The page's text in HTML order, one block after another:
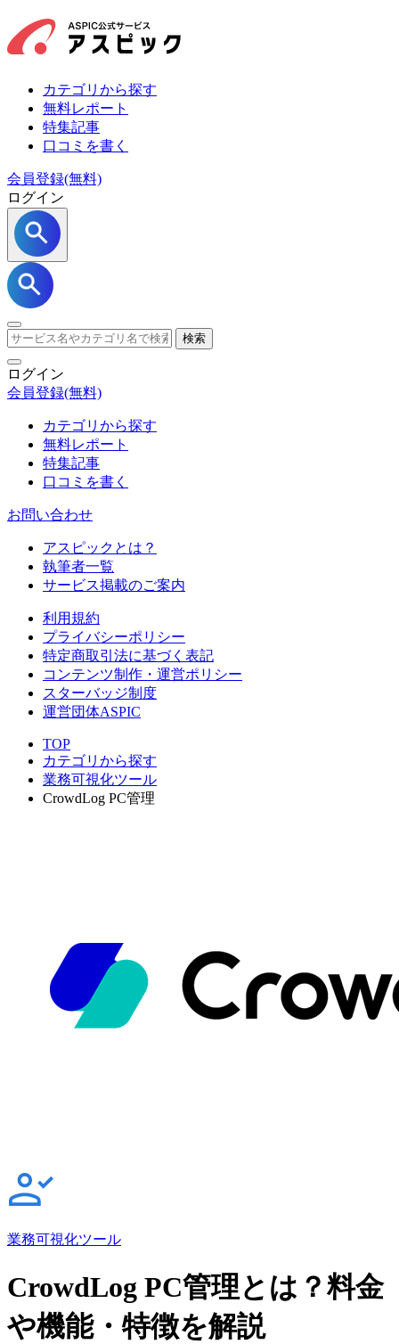
カテゴリから探す
無料レポート
特集記事
口コミを書く
会員登録(無料)
ログイン
検索
ログイン
会員登録(無料)
カテゴリから探す
無料レポート
特集記事
口コミを書く
お問い合わせ
アスピックとは？
執筆者一覧
サービス掲載のご案内
利用規約
プライバシーポリシー
特定商取引法に基づく表記
コンテンツ制作・運営ポリシー
スターバッジ制度
運営団体ASPIC
TOP
カテゴリから探す
業務可視化ツール
CrowdLog PC管理
業務可視化ツール
CrowdLog PC管理とは？料金
や機能・特徴を解説